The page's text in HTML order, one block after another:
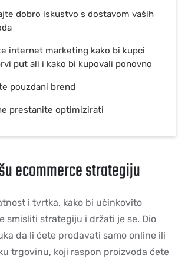
dobro iskustvo s dostavom vaših
internet marketing kako bi kupci
put ali i kako bi kupovali ponovno
pouzdani brend
prestanite optimizirati
ecommerce strategiju
i tvrtka, kako bi učinkovito
smisliti strategiju i držati je se. Dio
da li ćete prodavati samo online ili
trgovinu, koji raspon proizvoda ćete